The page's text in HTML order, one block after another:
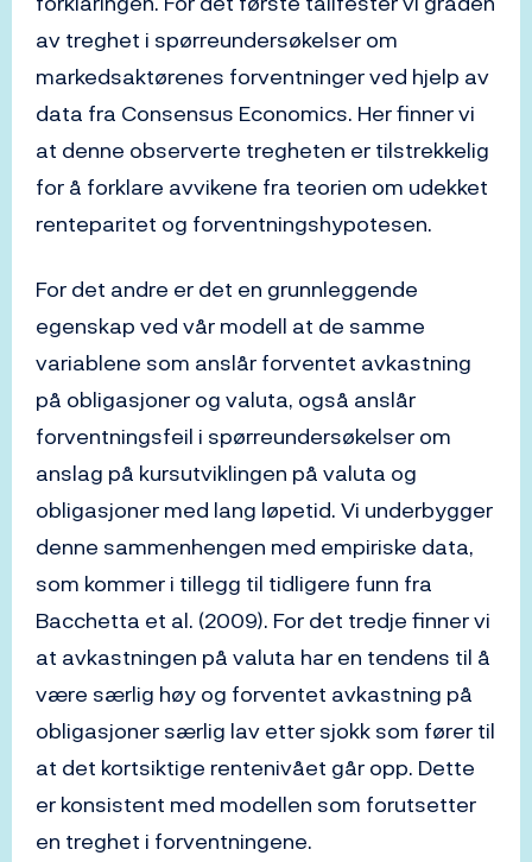
av treghet i spørreundersøkelser om
markedsaktørenes forventninger ved hjelp av
data fra Consensus Economics. Her finner vi
at denne observerte tregheten er tilstrekkelig
for å forklare avvikene fra teorien om udekket
renteparitet og forventningshypotesen.
For det andre er det en grunnleggende
egenskap ved vår modell at de samme
variablene som anslår forventet avkastning
på obligasjoner og valuta, også anslår
forventningsfeil i spørreundersøkelser om
anslag på kursutviklingen på valuta og
obligasjoner med lang løpetid. Vi underbygger
denne sammenhengen med empiriske data,
som kommer i tillegg til tidligere funn fra
Bacchetta et al. (2009). For det tredje finner vi
at avkastningen på valuta har en tendens til å
være særlig høy og forventet avkastning på
obligasjoner særlig lav etter sjokk som fører til
at det kortsiktige rentenivået går opp. Dette
er konsistent med modellen som forutsetter
en treghet i forventningene.